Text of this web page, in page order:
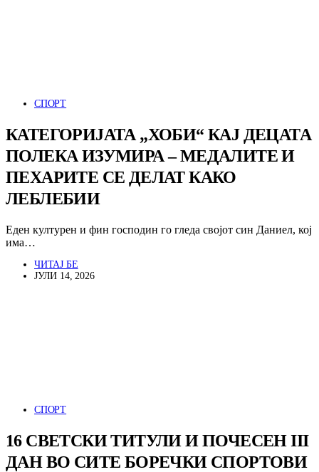
СПОРТ
КАТЕГОРИЈАТА „ХОБИ“ КАЈ ДЕЦАТА
ПОЛЕКА ИЗУМИРА – МЕДАЛИТЕ И
ПЕХАРИТЕ СЕ ДЕЛАТ КАКО
ЛЕБЛЕБИИ
Еден културен и фин господин го гледа својот син Даниел, кој
има…
ЧИТАЈ БЕ
ЈУЛИ 14, 2026
СПОРТ
16 СВЕТСКИ ТИТУЛИ И ПОЧЕСЕН III
ДАН ВО СИТЕ БОРЕЧКИ СПОРТОВИ